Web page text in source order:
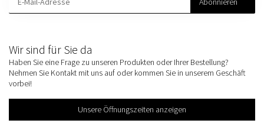
Wir sind für Sie da
Haben Sie eine Frage zu unseren Produkten oder Ihrer Bestellung?
Nehmen Sie Kontakt mit uns auf oder kommen Sie in unserem Geschäft
vorbei!
Unsere Öffnungszeiten anzeigen